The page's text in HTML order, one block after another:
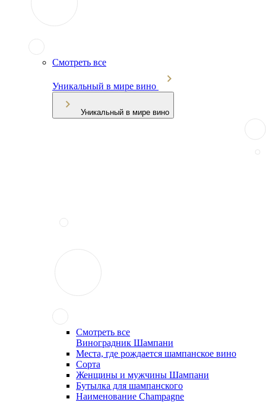
Смотреть все
Уникальный в мире вино
Уникальный в мире вино
Смотреть все
Виноградник Шампани
Места, где рождается шампанское вино
Сорта
Женщины и мужчины Шампани
Бутылка для шампанского
Наименование Champagne